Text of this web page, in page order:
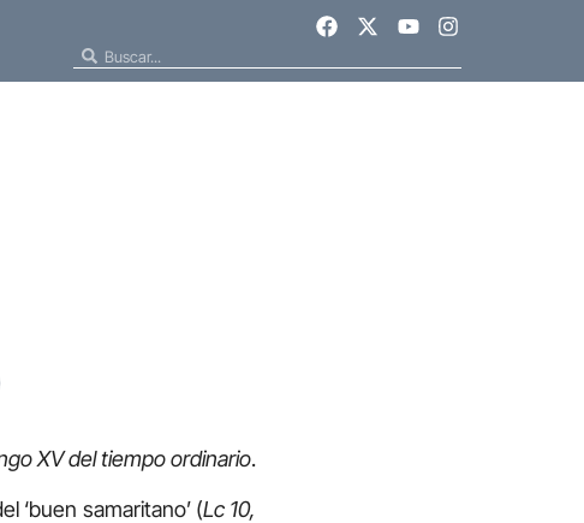
XV del tiempo ordinario.
‘buen samaritano’ (Lc 10,